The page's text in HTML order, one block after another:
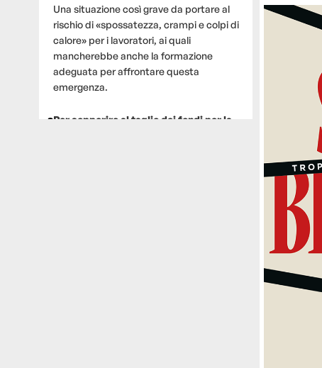
Una situazione così grave da portare al
rischio di «spossatezza, crampi e colpi di
calore» per i lavoratori, ai quali
mancherebbe anche la formazione
adeguata per affrontare questa
emergenza.
Per sopperire al taglio dei fondi per la